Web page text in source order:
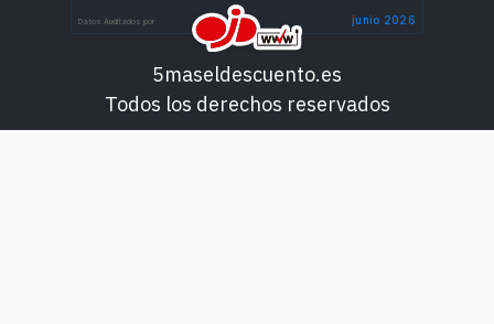
5maseldescuento.es
Todos los derechos reservados